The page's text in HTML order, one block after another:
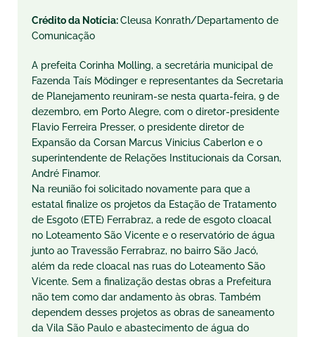
Crédito da Notícia:Cleusa Konrath/Departamento de
Comunicação
A prefeita Corinha Molling, a secretária municipal de
Fazenda Taís Mödinger e representantes da Secretaria
de Planejamento reuniram-se nesta quarta-feira, 9 de
dezembro, em Porto Alegre, com o diretor-presidente
Flavio Ferreira Presser, o presidente diretor de
Expansão da Corsan Marcus Vinicius Caberlon e o
superintendente de Relações Institucionais da Corsan,
André Finamor.
Na reunião foi solicitado novamente para que a
estatal finalize os projetos da Estação de Tratamento
de Esgoto (ETE) Ferrabraz, a rede de esgoto cloacal
no Loteamento São Vicente e o reservatório de água
junto ao Travessão Ferrabraz, no bairro São Jacó,
além da rede cloacal nas ruas do Loteamento São
Vicente. Sem a finalização destas obras a Prefeitura
não tem como dar andamento às obras. Também
dependem desses projetos as obras de saneamento
da Vila São Paulo e abastecimento de água do